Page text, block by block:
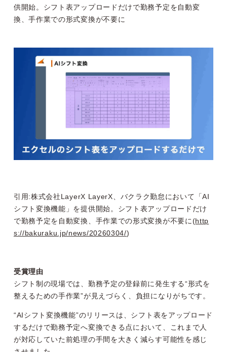
供開始。シフト表アップロードだけで勤務予定を自動変
換、手作業での形式変換が不要に
引用:株式会社LayerX LayerX、バクラク勤怠において「AI
シフト変換機能」を提供開始。シフト表アップロードだけ
で勤務予定を自動変換、手作業での形式変換が不要に(http
s://bakuraku.jp/news/20260304/)
受賞理由
シフト制の現場では、勤務予定の登録前に発生する“形式を
整えるための手作業”が見えづらく、負担になりがちです。
“AIシフト変換機能”のリリースは、シフト表をアップロード
するだけで勤務予定へ変換できる点において、これまで人
が対応していた前処理の手間を大きく減らす可能性を感じ